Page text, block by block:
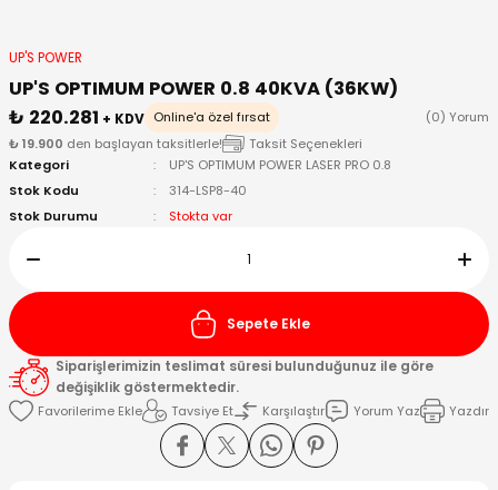
UP'S POWER
UP'S OPTIMUM POWER 0.8 40KVA (36KW)
₺ 220.281 + KDV Online'a özel fırsat
(0) Yorum
₺ 19.900 den başlayan taksitlerle!
Taksit Seçenekleri
Kategori
UP'S OPTIMUM POWER LASER PRO 0.8
Stok Kodu
314-LSP8-40
Stok Durumu
Stokta var
Sepete Ekle
Siparişlerimizin teslimat süresi bulunduğunuz ile göre
değişiklik göstermektedir.
Tavsiye Et
Karşılaştır Yorum Yaz Yazdır
Parçaları
Ürünleri